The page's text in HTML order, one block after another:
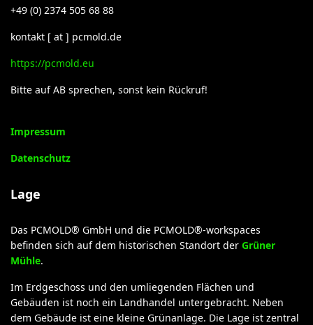
+49 (0) 2374 505 68 88
kontakt [ at ] pcmold.de
https://pcmold.eu
Bitte auf AB sprechen, sonst kein Rückruf!
Impressum
Datenschutz
Lage
Das PCMOLD® GmbH und die PCMOLD®-workspaces
befinden sich auf dem historischen Standort der Grüner
Mühle.
Im Erdgeschoss und den umliegenden Flächen und
Gebäuden ist noch ein Landhandel untergebracht. Neben
dem Gebäude ist eine kleine Grünanlage. Die Lage ist zentral